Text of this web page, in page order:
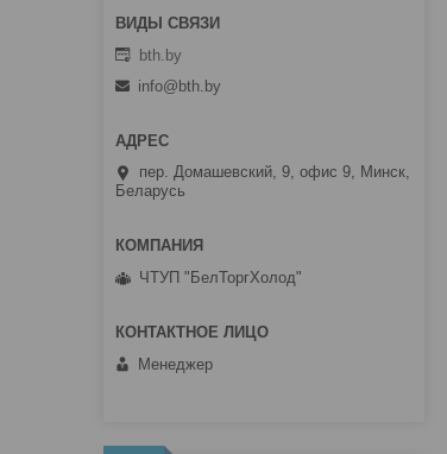
bth.by
info@bth.by
пер. Домашевский, 9, офис 9, Минск,
Беларусь
ЧТУП "БелТоргХолод"
Менеджер